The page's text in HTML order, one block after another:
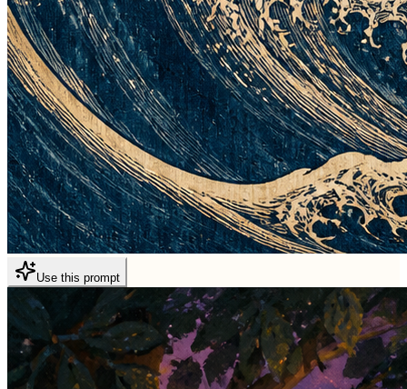
Use this prompt